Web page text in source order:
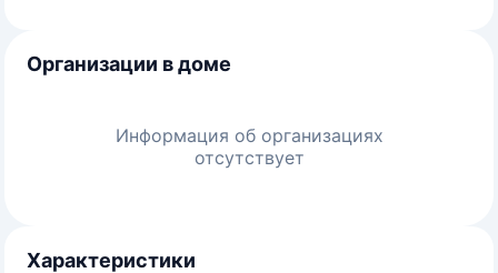
Организации в доме
Информация об организациях
отсутствует
Характеристики